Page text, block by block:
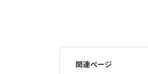
関連ページ